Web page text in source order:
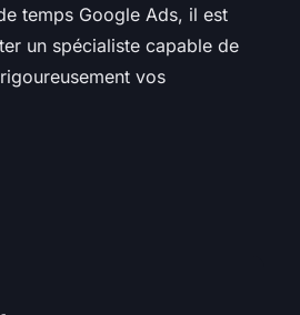
temps Google Ads, il est
un spécialiste capable de
vos